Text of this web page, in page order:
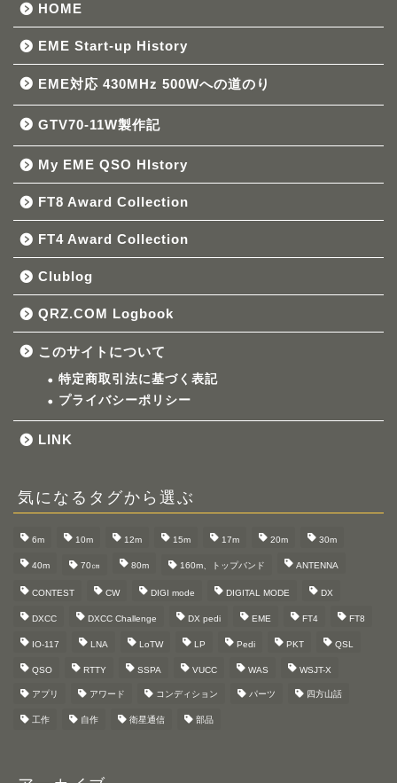
HOME
EME Start-up History
EME対応 430MHz 500Wへの道のり
GTV70-11W製作記
My EME QSO HIstory
FT8 Award Collection
FT4 Award Collection
Clublog
QRZ.COM Logbook
このサイトについて
特定商取引法に基づく表記
プライバシーポリシー
LINK
気になるタグから選ぶ
6m 10m 12m 15m 17m 20m 30m
40m 70㎝ 80m 160m、トップバンド ANTENNA
CONTEST CW DIGI mode DIGITAL MODE DX
DXCC DXCC Challenge DX pedi EME FT4 FT8
IO-117 LNA LoTW LP Pedi PKT QSL
QSO RTTY SSPA VUCC WAS WSJT-X
アプリ アワード コンディション パーツ 四方山話
工作 自作 衛星通信 部品